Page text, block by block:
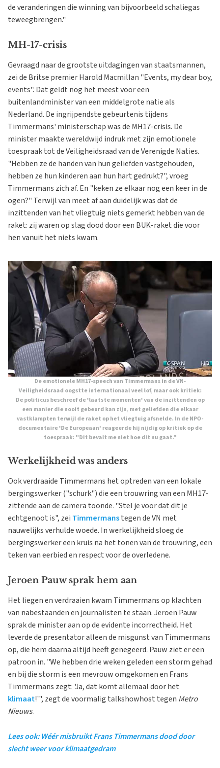
de veranderingen die winning van bijvoorbeeld schaliegas
teweegbrengen."
MH-17-crisis
Gevraagd naar de grootste uitdagingen van staatsmannen,
zei de Britse premier Harold Macmillan "Events, my dear boy,
events". Dat geldt nog het meest voor een
buitenlandminister van een middelgrote natie als
Nederland. De ingrijpendste gebeurtenis tijdens
Timmermans' ministerschap was de MH17-crisis. De
minister maakte wereldwijd indruk met zijn emotionele
toespraak tot de Veiligheidsraad van de Verenigde Naties.
"Hebben ze de handen van hun geliefden vastgehouden,
hebben ze hun kinderen aan hun hart gedrukt?", vroeg
Timmermans zich af. En "keken ze elkaar nog een keer in de
ogen?" Terwijl van meet af aan duidelijk was dat de
inzittenden van het vliegtuig niets gemerkt hebben van de
raket: zij waren op slag dood door een BUK-raket die voor
hen vanuit het niets kwam.
De emotionele MH17-speech van Timmermans in de VN-
Veiligheidsraad oogstte internationaal veel lof, maar ook kritiek:
De politicus beschreef de 'laatste momenten' van de inzittenden op
een manier die nooit gebeurd kan zijn, met geliefden die elkaar
vastklampten terwijl de raket op het vliegtuig afsnelde. In de NPO-
documentaire 'De Europeaan' reageerde hij nijdig op kritiek op de
toespraak: "Dit bevalt me niet hoe dit nu gaat."
Werkelijkheid was anders
Ook verdraaide Timmermans het optreden van een lokale
bergingswerker ("schurk") die een trouwring van een MH17-
zittende aan de camera toonde. "Stel je voor dat dit je
echtgenoot is", zei Timmermanstegen de VN met
nauwelijks verhulde woede. In werkelijkheid sloeg de
bergingswerker een kruis na het tonen van de trouwring, een
teken van eerbied en respect voor de overledene.
Jeroen Pauw sprak hem aan
Het liegen en verdraaien kwam Timmermans op klachten
van nabestaanden en journalisten te staan. Jeroen Pauw
sprak de minister aan op de evidente incorrectheid. Het
leverde de presentator alleen de misgunst van Timmermans
op, die hem daarna altijd heeft genegeerd. Pauw ziet er een
patroon in. "We hebben drie weken geleden een storm gehad
en bij die storm is een mevrouw omgekomen en Frans
Timmermans zegt: 'Ja, dat komt allemaal door het
klimaat!'", zegt de voormalig talkshowhost tegen Metro
Nieuws.
Lees ook: Wéér misbruikt Frans Timmermans dood door
slecht weer voor klimaatgedram